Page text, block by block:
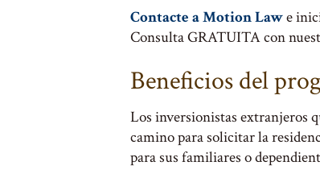
Contacte a Motion Lawe
Consulta GRATUITA con
Beneficios del
Los inversionistas extranjeros
camino para solicitar la
para sus familiares o